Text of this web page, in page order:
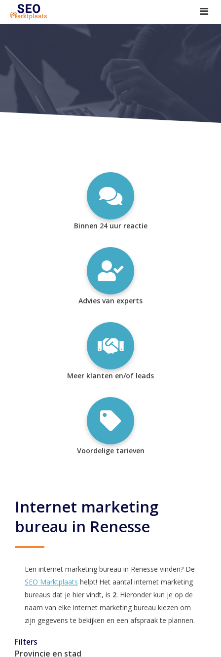
SEO tools reviews
Marketeer bij jou in de buurt?
Offerte
1. Seo voor beginners +
2. Onderzoeken +
Binnen 24 uur reactie
Advies van experts
Meer klanten en/of leads
Voordelige tarieven
Internet marketing
bureau in Renesse
Een internet marketing bureau in Renesse vinden? De
SEO Marktplaats helpt! Het aantal internet marketing
bureaus dat je hier vindt, is 2. Hieronder kun je op de
naam van elke internet marketing bureau kiezen om
zijn gegevens te bekijken en een afspraak te plannen.
Filters
Provincie en stad